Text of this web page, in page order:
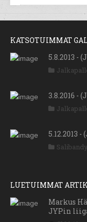
KATSOTUIMMAT
5.8.2013 -
3.8.2016 -
5.12.2013
Salibandy
LUETUIMMAT
Markus
JYPin